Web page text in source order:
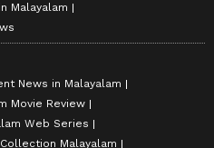
Malayalam
News in Malayalam
Movie Review
Web Series
Malayalam